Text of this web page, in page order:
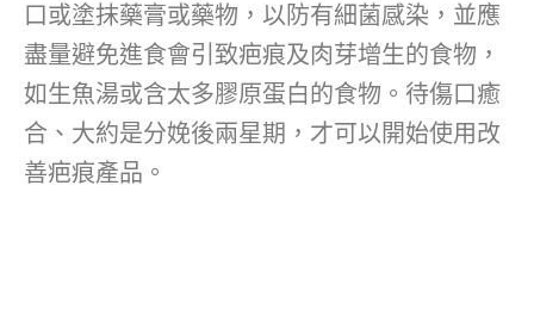
口或塗抹藥膏或藥物，以防有細菌感染，並應
盡量避免進食會引致疤痕及肉芽增生的食物，
如生魚湯或含太多膠原蛋白的食物。待傷口癒
合、大約是分娩後兩星期，才可以開始使用改
善疤痕產品。